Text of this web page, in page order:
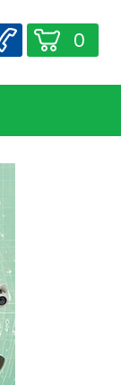
0